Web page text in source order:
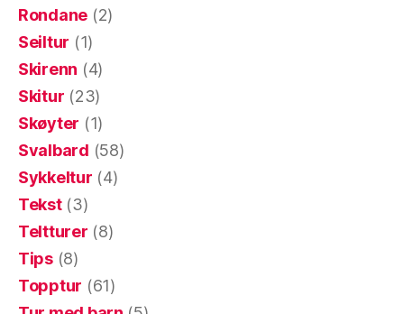
Rondane (2)
Seiltur (1)
Skirenn (4)
Skitur (23)
Skøyter (1)
Svalbard (58)
Sykkeltur (4)
Tekst(3)
Teltturer (8)
Tips(8)
Topptur (61)